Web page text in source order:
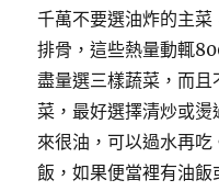
千萬不要選油炸的主
排骨，這些熱量動輒
盡量選三樣蔬菜，而
菜，最好選擇清炒或
來很油，可以過水再
飯，如果便當裡有油